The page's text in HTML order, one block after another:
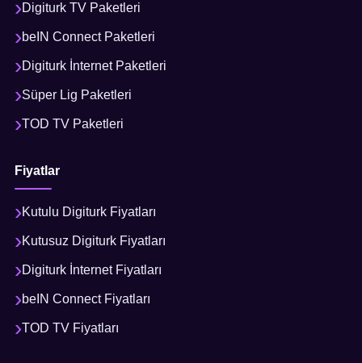
Digiturk TV Paketleri
beIN Connect Paketleri
Digiturk İnternet Paketleri
Süper Lig Paketleri
TOD TV Paketleri
Fiyatlar
Kutulu Digiturk Fiyatları
Kutusuz Digiturk Fiyatları
Digiturk İnternet Fiyatları
beIN Connect Fiyatları
TOD TV Fiyatları